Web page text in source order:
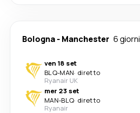
Bologna- Manchester 6 giorni
ven 18 set
BLQ-MAN· diretto
Ryanair UK
mer 23 set
MAN-BLQ· diretto
Ryanair